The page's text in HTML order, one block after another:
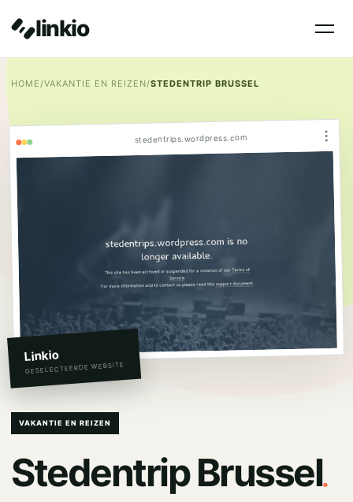
linkio
HOME/VAKANTIE EN REIZEN/STEDENTRIP BRUSSEL
stedentrips.wordpress.com ⋮
Linkio
GESELECTEERDE WEBSITE
VAKANTIE EN REIZEN
Stedentrip Brussel.